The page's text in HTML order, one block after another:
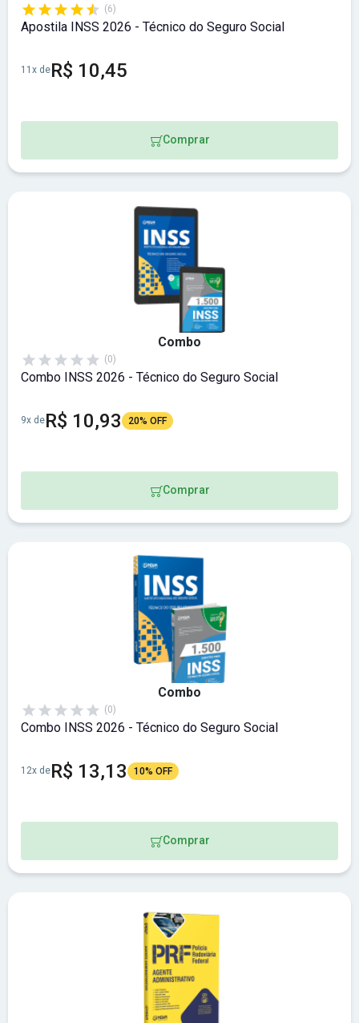
(6)
Apostila INSS 2026 - Técnico do Seguro Social
11x deR$ 10,45
Comprar
Combo
(0)
Combo INSS 2026 - Técnico do Seguro Social
9x deR$ 10,93 20% OFF
Comprar
Combo
(0)
Combo INSS 2026 - Técnico do Seguro Social
12x deR$ 13,13 10% OFF
Comprar